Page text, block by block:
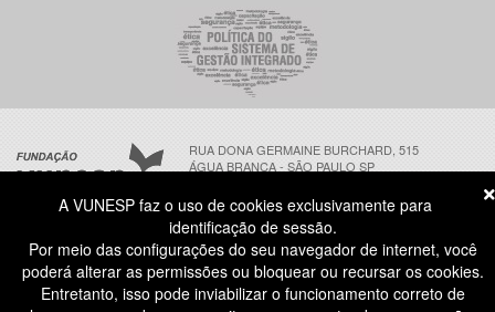
RUA DONA GERMAINE BURCHARD, 515
ÁGUA BRANCA - SÃO PAULO SP
ATENDIMENTO AO CANDIDATO
(NÃO HÁ ATENDIMENTO PRESENCIAL) 11 3874-6300
DIAS ÚTEISdas 8h às 18h
A VUNESP faz o uso de cookies exclusivamente para
identificação de sessão.
Por meio das configurações do seu navegador de internet, você
poderá alterar as permissões ou bloquear ou recursar os cookies.
Entretanto, isso pode inviabilizar o funcionamento correto de